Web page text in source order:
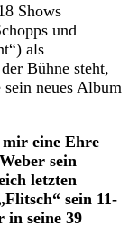
Shows
und
als
Bühne steht,
neues Album
eine Ehre
sein
letzten
sein 11-
in seine 39